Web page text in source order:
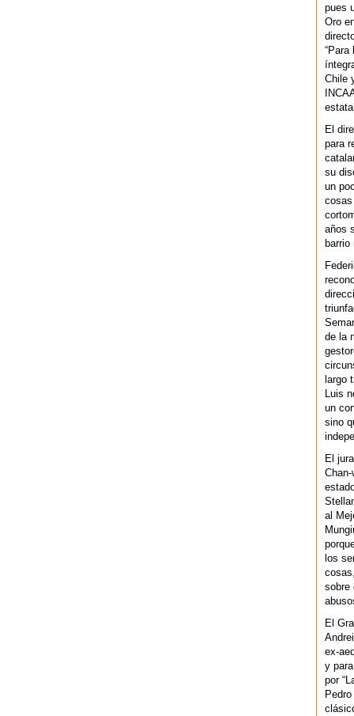
pues
Oro
“Para
Chile
El
para
su
un
cosas
años
de la
largo
Luis
un
sino
El
al
los
sobre
El
ex-
y
por